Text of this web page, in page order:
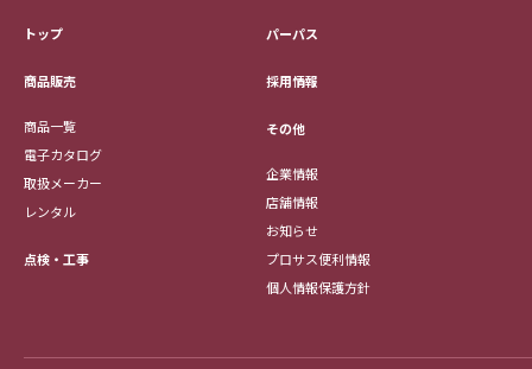
トップ
商品販売
商品一覧
電子カタログ
取扱メーカー
レンタル
点検・工事
パーパス
採用情報
その他
企業情報
店舗情報
お知らせ
プロサス便利情報
個人情報保護方針